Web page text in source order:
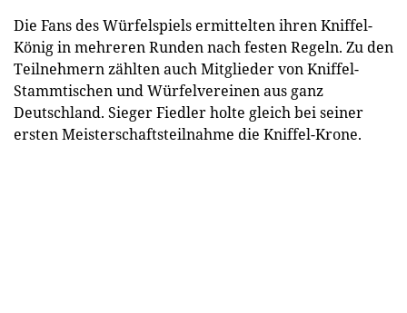
Die Fans des Würfelspiels ermittelten ihren Kniffel-
König in mehreren Runden nach festen Regeln. Zu den
Teilnehmern zählten auch Mitglieder von Kniffel-
Stammtischen und Würfelvereinen aus ganz
Deutschland. Sieger Fiedler holte gleich bei seiner
ersten Meisterschaftsteilnahme die Kniffel-Krone.